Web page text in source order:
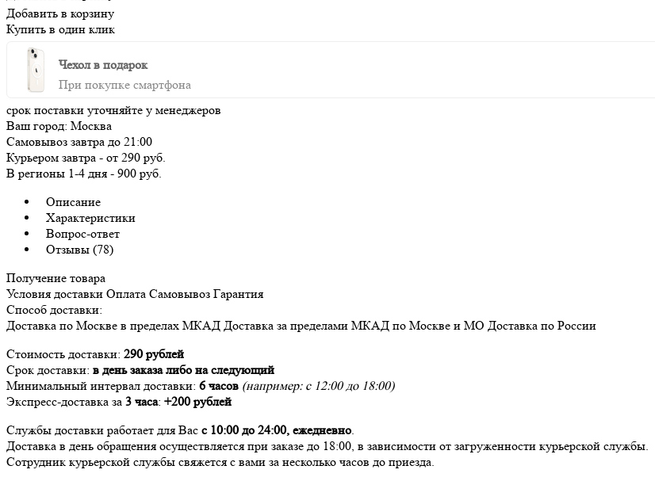
Добавить в корзину
Купить в один клик
Чехол в подарок
При покупке смартфона
срок поставки уточняйте у менеджеров
Ваш город: Москва
Самовывоз завтра до 21:00
Курьером завтра - от 290 руб.
В регионы 1-4 дня - 900 руб.
Описание
Характеристики
Вопрос-ответ
Отзывы (78)
Получение товара
Условия доставки Оплата Самовывоз Гарантия
Способ доставки:
Доставка по Москве в пределах МКАД Доставка за пределами МКАД по Москве и МО Доставка по России
Стоимость доставки: 290 рублей
Срок доставки: в день заказа либо на следующий
Минимальный интервал доставки: 6 часов (например: с 12:00 до 18:00)
Экспресс-доставка за 3 часа: +200 рублей
Службы доставки работает для Вас с 10:00 до 24:00, ежедневно.
Доставка в день обращения осуществляется при заказе до 18:00, в зависимости от загруженности курьерской службы.
Сотрудник курьерской службы свяжется с вами за несколько часов до приезда.